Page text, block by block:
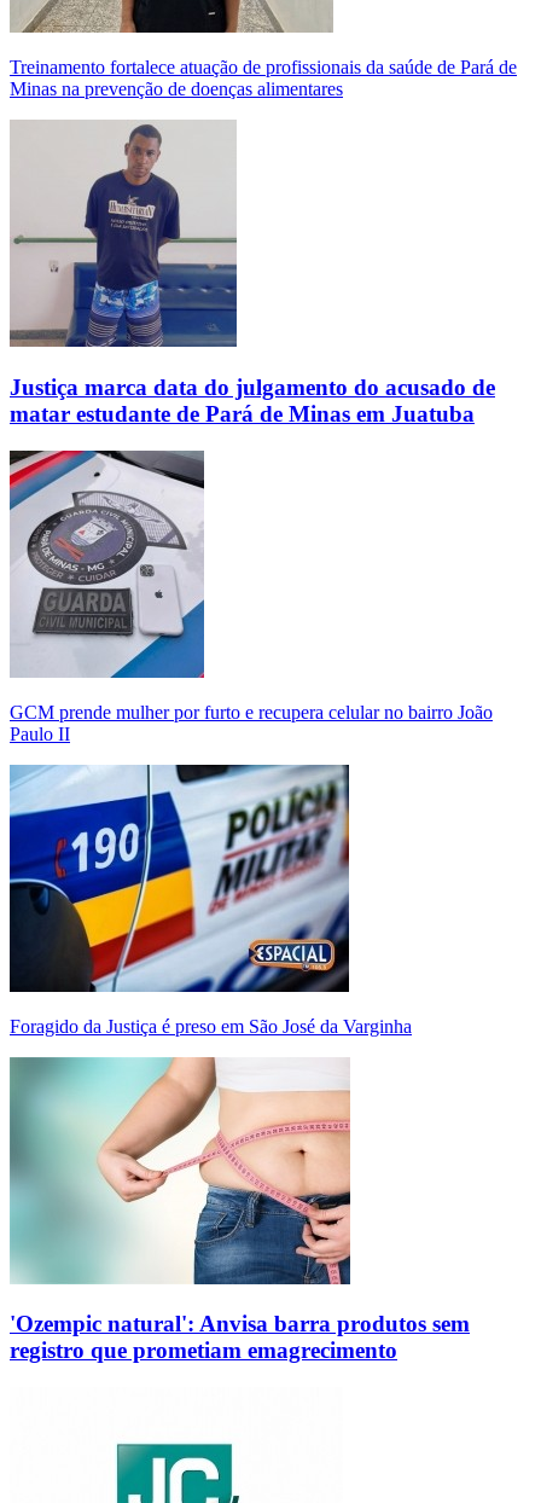
Treinamento fortalece atuação de profissionais da saúde de Pará de
Minas na prevenção de doenças alimentares
Justiça marca data do julgamento do acusado de
matar estudante de Pará de Minas em Juatuba
GCM prende mulher por furto e recupera celular no bairro João
Paulo II
Foragido da Justiça é preso em São José da Varginha
'Ozempic natural': Anvisa barra produtos sem
registro que prometiam emagrecimento